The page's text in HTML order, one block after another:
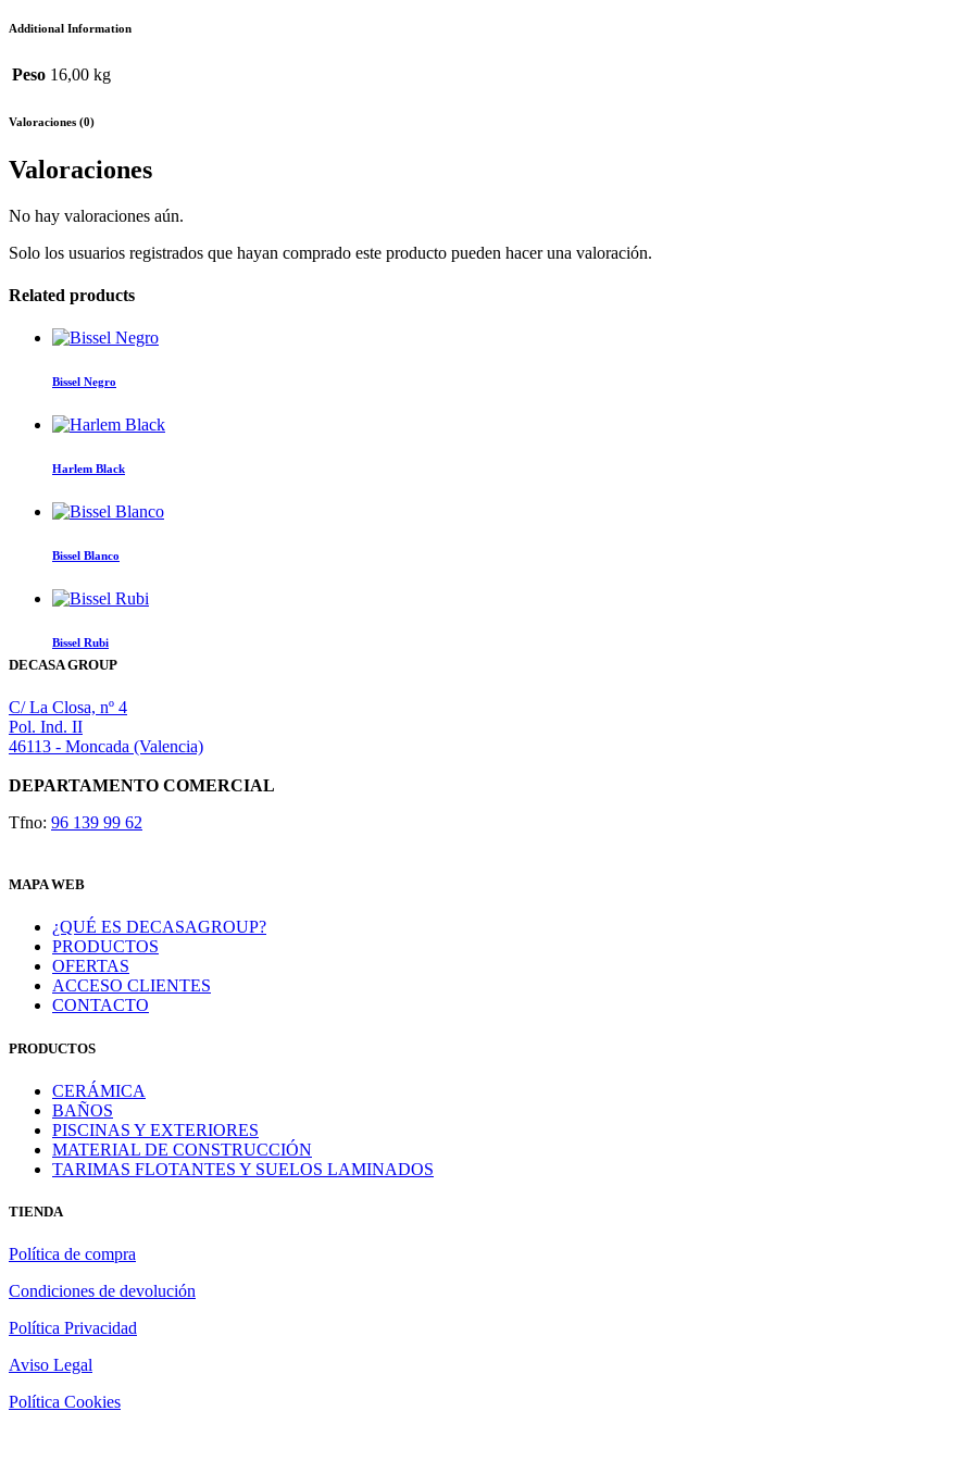
Additional Information
Peso 16,00 kg
Valoraciones (0)
Valoraciones
No hay valoraciones aún.
Solo los usuarios registrados que hayan comprado este producto pueden hacer una valoración.
Related products
Bissel Negro
Harlem Black
Bissel Blanco
Bissel Rubi
DECASA GROUP
C/ La Closa, nº 4
Pol. Ind. II
46113 - Moncada (Valencia)
DEPARTAMENTO COMERCIAL
Tfno: 96 139 99 62
MAPA WEB
¿QUÉ ES DECASAGROUP?
PRODUCTOS
OFERTAS
ACCESO CLIENTES
CONTACTO
PRODUCTOS
CERÁMICA
BAÑOS
PISCINAS Y EXTERIORES
MATERIAL DE CONSTRUCCIÓN
TARIMAS FLOTANTES Y SUELOS LAMINADOS
TIENDA
Política de compra
Condiciones de devolución
Política Privacidad
Aviso Legal
Política Cookies